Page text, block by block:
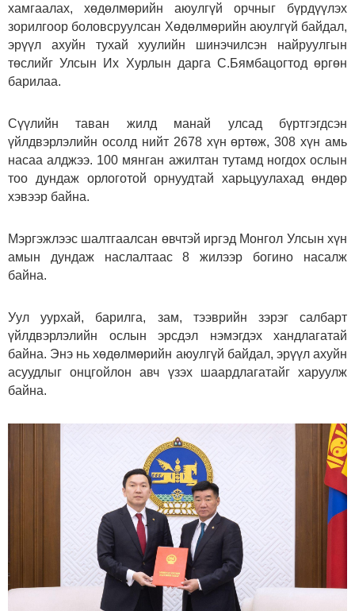
хамгаалах, хөдөлмөрийн аюулгүй орчныг бүрдүүлэх
зорилгоор боловсруулсан Хөдөлмөрийн аюулгүй байдал,
эрүүл ахуйн тухай хуулийн шинэчилсэн найруулгын
төслийг Улсын Их Хурлын дарга С.Бямбацогтод өргөн
барилаа.
Сүүлийн таван жилд манай улсад бүртгэгдсэн
үйлдвэрлэлийн осолд нийт 2678 хүн өртөж, 308 хүн амь
насаа алджээ. 100 мянган ажилтан тутамд ногдох ослын
тоо дундаж орлоготой орнуудтай харьцуулахад өндөр
хэвээр байна.
Мэргэжлээс шалтгаалсан өвчтэй иргэд Монгол Улсын хүн
амын дундаж наслалтаас 8 жилээр богино насалж
байна.
Уул уурхай, барилга, зам, тээврийн зэрэг салбарт
үйлдвэрлэлийн ослын эрсдэл нэмэгдэх хандлагатай
байна. Энэ нь хөдөлмөрийн аюулгүй байдал, эрүүл ахуйн
асуудлыг онцгойлон авч үзэх шаардлагатайг харуулж
байна.